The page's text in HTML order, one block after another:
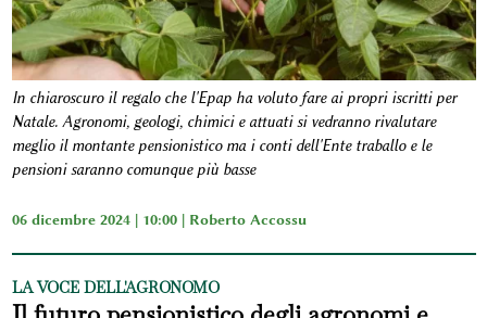
In chiaroscuro il regalo che l'Epap ha voluto fare ai propri iscritti per
Natale. Agronomi, geologi, chimici e attuati si vedranno rivalutare
meglio il montante pensionistico ma i conti dell'Ente traballo e le
pensioni saranno comunque più basse
06 dicembre 2024 | 10:00 | Roberto Accossu
LA VOCE DELL'AGRONOMO